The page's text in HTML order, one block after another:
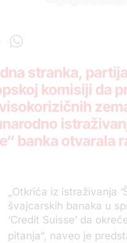
stranka,
komisiji da
banka
„Otkrića iz istraživanja
švajcarskih banaka u
‘Credit Suisse’ da
pitanja“, naveo je